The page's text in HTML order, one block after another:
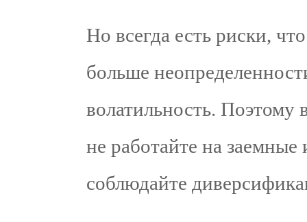
Но всегда есть риски,
больше
волатильность. Поэтому
не работайте на заемные
соблюдайте